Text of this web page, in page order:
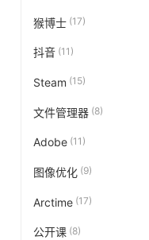
猴博士 (17)
抖音 (11)
Steam (15)
文件管理器 (8)
Adobe (11)
图像优化 (9)
Arctime (17)
公开课 (8)